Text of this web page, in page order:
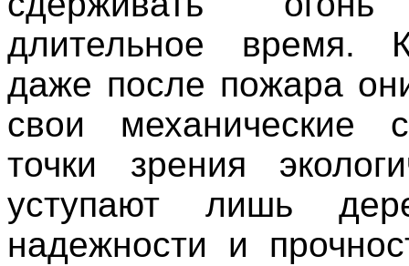
длительное время.
даже после пожара
свои механические
точки зрения
уступают лишь
надежности и